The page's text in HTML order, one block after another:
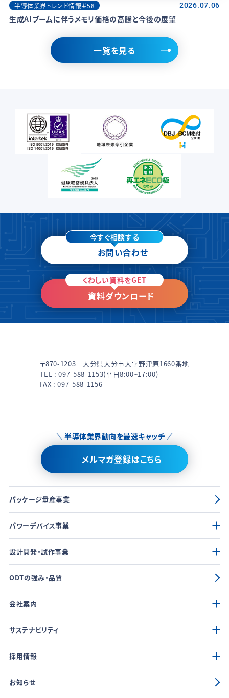
半導体業界トレンド情報＃58 2026.07.06
生成AIブームに伴うメモリ価格の高騰と今後の展望
一覧を見る
今すぐ相談する
お問い合わせ
くわしい資料をGET
資料ダウンロード
〒870-1203 大分県大分市大字野津原1660番地
TEL :097-588-1153(平日8:00~17:00)
FAX : 097-588-1156
半導体業界動向を最速キャッチ
メルマガ登録はこちら
パッケージ量産事業
パワーデバイス事業
設計開発・試作事業
ODTの強み・品質
会社案内
サステナビリティ
採用情報
お知らせ